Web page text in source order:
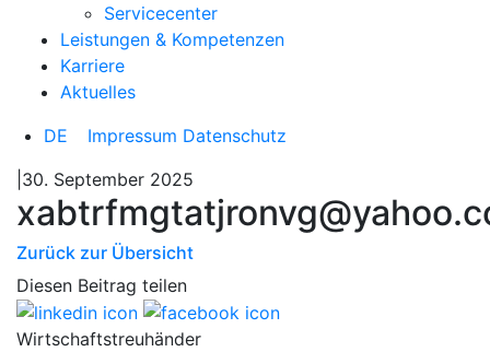
Servicecenter
Leistungen & Kompetenzen
Karriere
Aktuelles
DE
Impressum Datenschutz
|30. September 2025
Zurück zur Übersicht
Diesen Beitrag teilen
Wirtschaftstreuhänder